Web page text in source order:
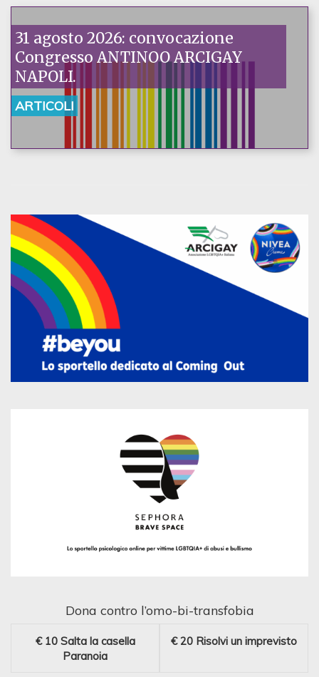
31 agosto 2026: convocazione
Congresso ANTINOO ARCIGAY
NAPOLI.
ARTICOLI
Dona contro l’omo-bi-transfobia
€ 10 Salta la casella
Paranoia
€ 20 Risolvi un imprevisto